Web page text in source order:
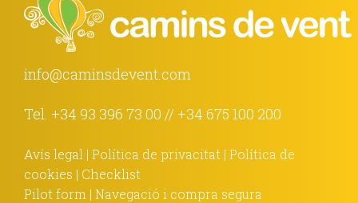
info@caminsdevent.com
Tel. +34 93 396 73 00 // +34 675 100 200
Avís legal | Política de privacitat | Política de
cookies | Checklist
Pilot form | Navegació i compra segura